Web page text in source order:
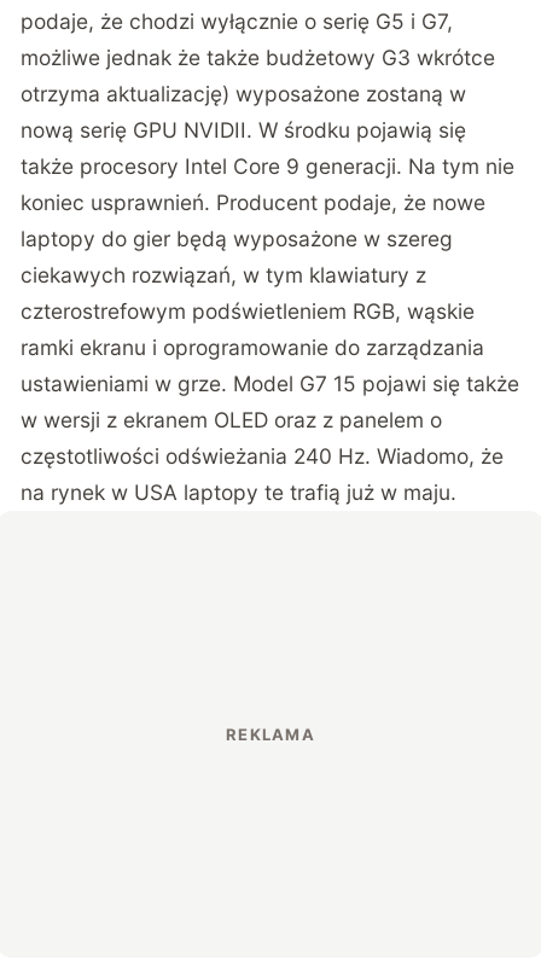
podaje, że chodzi wyłącznie o serię G5 i G7,
możliwe jednak że także budżetowy G3 wkrótce
otrzyma aktualizację) wyposażone zostaną w
nową serię GPU NVIDII. W środku pojawią się
także procesory Intel Core 9 generacji. Na tym nie
koniec usprawnień. Producent podaje, że nowe
laptopy do gier będą wyposażone w szereg
ciekawych rozwiązań, w tym klawiatury z
czterostrefowym podświetleniem RGB, wąskie
ramki ekranu i oprogramowanie do zarządzania
ustawieniami w grze. Model G7 15 pojawi się także
w wersji z ekranem OLED oraz z panelem o
częstotliwości odświeżania 240 Hz. Wiadomo, że
na rynek w USA laptopy te trafią już w maju.